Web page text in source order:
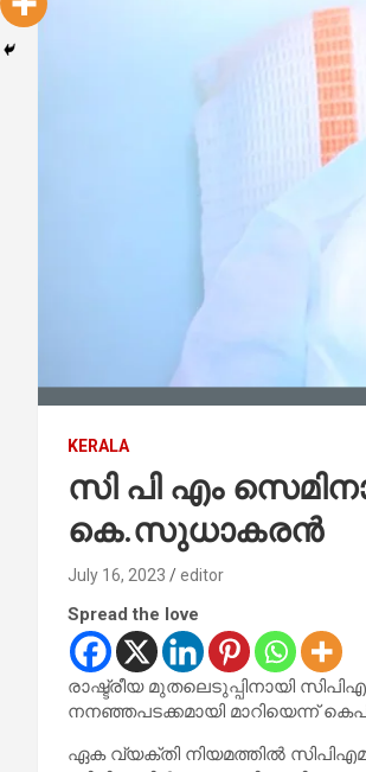
KERALA
സി പി എം
കെ.സുധാകരൻ
July 16, 2023 editor
Spread the love
രാഷ്ട്രീയ മുതലെടുപ്പിനായി
നനഞ്ഞപടക്കമായി മാറിയെന്ന്
ഏക വ്യക്തി നിയമത്തിൽ